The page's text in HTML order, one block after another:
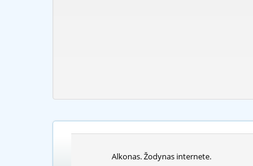
Alkonas. Žodynas internete.